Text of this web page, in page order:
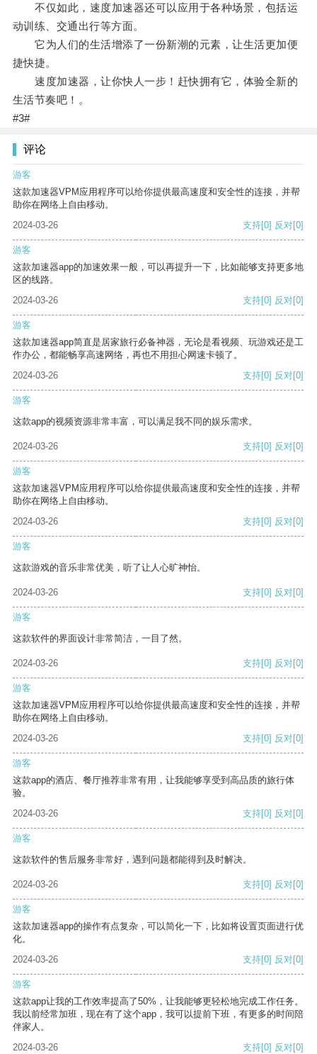
不仅如此，速度加速器还可以应用于各种场景，包括运
动训练、交通出行等方面。
它为人们的生活增添了一份新潮的元素，让生活更加便
捷快捷。
速度加速器，让你快人一步！赶快拥有它，体验全新的
生活节奏吧！。
#3#
评论
游客
这款加速器VPM应用程序可以给你提供最高速度和安全性的连接，并帮
助你在网络上自由移动。
2024-03-26
支持[0] 反对[0]
游客
这款加速器app的加速效果一般，可以再提升一下，比如能够支持更多地
区的线路。
2024-03-26
支持[0] 反对[0]
游客
这款加速器app简直是居家旅行必备神器，无论是看视频、玩游戏还是工
作办公，都能畅享高速网络，再也不用担心网速卡顿了。
2024-03-26
支持[0] 反对[0]
游客
这款app的视频资源非常丰富，可以满足我不同的娱乐需求。
2024-03-26 支持[0] 反对[0]
游客
这款加速器VPM应用程序可以给你提供最高速度和安全性的连接，并帮
助你在网络上自由移动。
2024-03-26
支持[0] 反对[0]
游客
这款游戏的音乐非常优美，听了让人心旷神怡。
2024-03-26 支持[0] 反对[0]
游客
这款软件的界面设计非常简洁，一目了然。
2024-03-26 支持[0] 反对[0]
游客
这款加速器VPM应用程序可以给你提供最高速度和安全性的连接，并帮
助你在网络上自由移动。
2024-03-26
支持[0] 反对[0]
游客
这款app的酒店、餐厅推荐非常有用，让我能够享受到高品质的旅行体
验。
2024-03-26
支持[0] 反对[0]
游客
这款软件的售后服务非常好，遇到问题都能得到及时解决。
2024-03-26 支持[0] 反对[0]
游客
这款加速器app的操作有点复杂，可以简化一下，比如将设置页面进行优
化。
2024-03-26
支持[0] 反对[0]
游客
这款app让我的工作效率提高了50%，让我能够更轻松地完成工作任务。
我以前经常加班，现在有了这个app，我可以提前下班，有更多的时间陪
伴家人。
2024-03-26
支持[0] 反对[0]